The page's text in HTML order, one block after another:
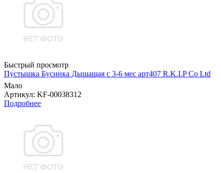
Быстрый просмотр
Пустышка Бусинка Дышащая с 3-6 мес арт407 R.K.I.P Co Ltd
Мало
Артикул: KF-00038312
Подробнее